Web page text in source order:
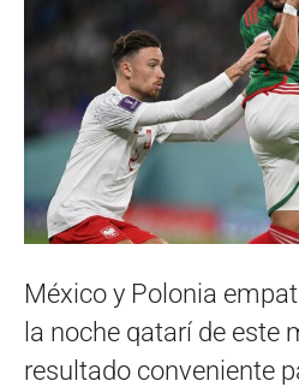
México y Polonia
la noche qatarí de este
resultado conveniente